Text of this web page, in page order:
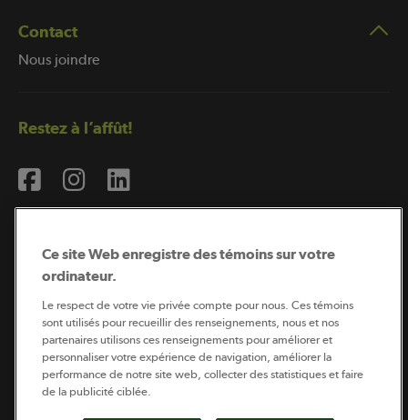
Contact
Nous joindre
Restez à l’affût!
Coopérateur est publié par Sollio Groupe Coopératif.
Il est l’outil d’information de la coopération agricole
québécoise.
Ce site Web enregistre des témoins sur votre
ordinateur.
Le respect de votre vie privée compte pour nous. Ces témoins
sont utilisés pour recueillir des renseignements, nous et nos
partenaires utilisons ces renseignements pour améliorer et
personnaliser votre expérience de navigation, améliorer la
performance de notre site web, collecter des statistiques et faire
de la publicité ciblée.